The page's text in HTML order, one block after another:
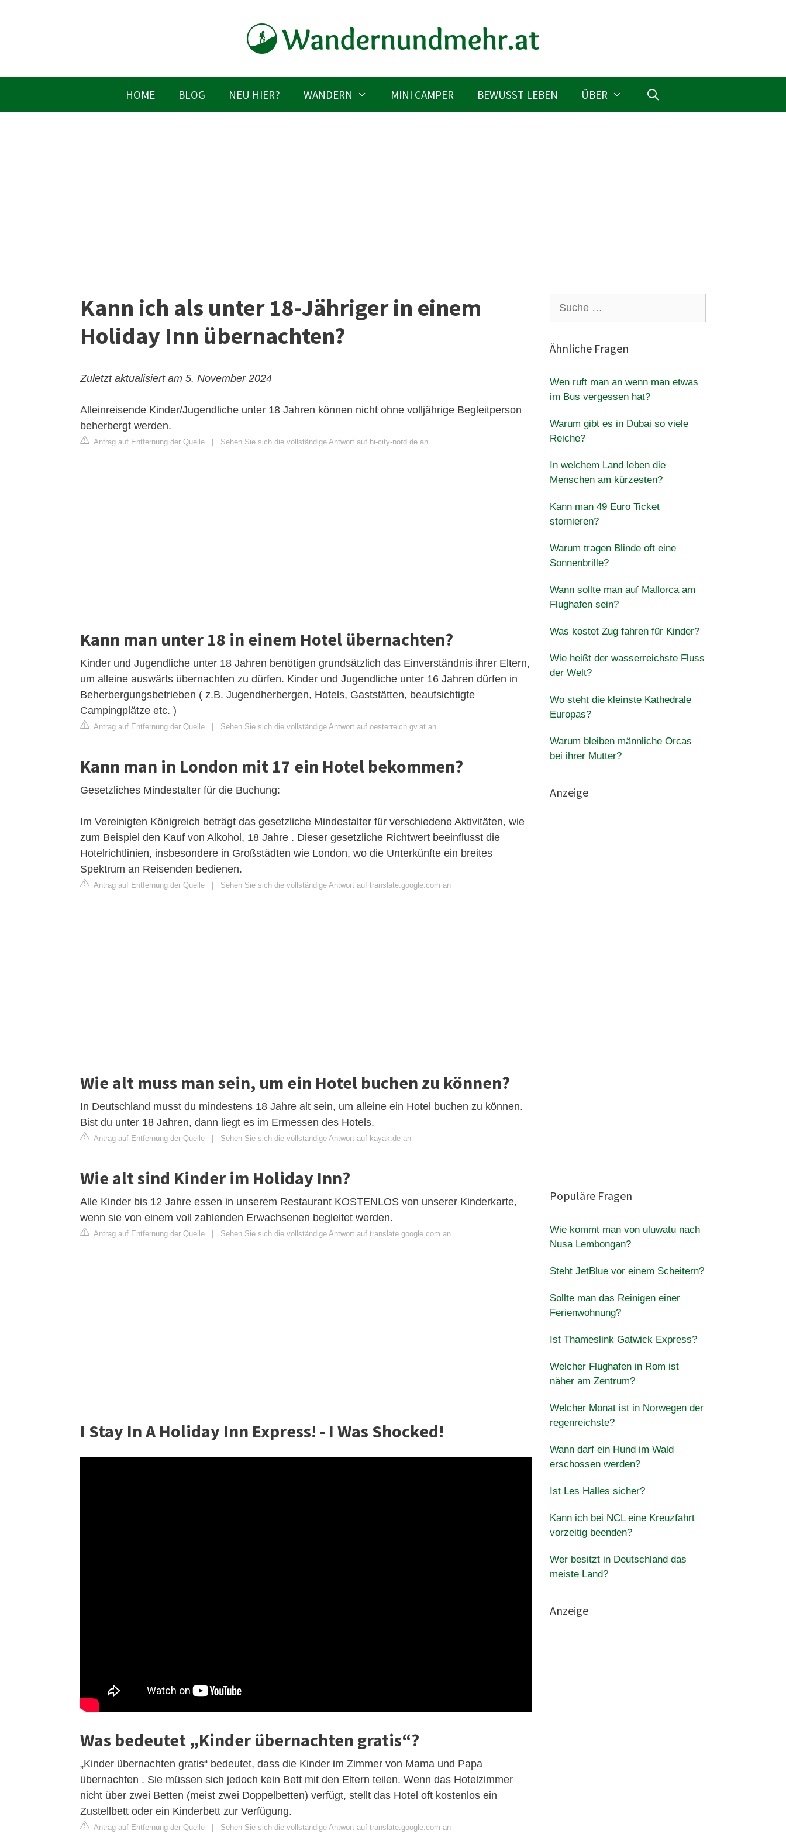
HOME BLOG NEU HIER? WANDERN MINI CAMPER BEWUSST LEBEN ÜBER
Kann ich als unter 18-Jähriger in einem
Holiday Inn übernachten?
Zuletzt aktualisiert am 5. November 2024
Alleinreisende Kinder/Jugendliche unter 18 Jahren können nicht ohne volljährige Begleitperson
beherbergt werden.
Antrag auf Entfernung der Quelle Sehen Sie sich die vollständige Antwort auf hi-city-nord.de an
Kann man unter 18 in einem Hotel übernachten?
Kinder und Jugendliche unter 18 Jahren benötigen grundsätzlich das Einverständnis ihrer Eltern,
um alleine auswärts übernachten zu dürfen. Kinder und Jugendliche unter 16 Jahren dürfen in
Beherbergungsbetrieben ( z.B. Jugendherbergen, Hotels, Gaststätten, beaufsichtigte
Campingplätze etc. )
Antrag auf Entfernung der Quelle Sehen Sie sich die vollständige Antwort auf oesterreich.gv.at an
Kann man in London mit 17 ein Hotel bekommen?
Gesetzliches Mindestalter für die Buchung:
Im Vereinigten Königreich beträgt das gesetzliche Mindestalter für verschiedene Aktivitäten, wie
zum Beispiel den Kauf von Alkohol, 18 Jahre . Dieser gesetzliche Richtwert beeinflusst die
Hotelrichtlinien, insbesondere in Großstädten wie London, wo die Unterkünfte ein breites
Spektrum an Reisenden bedienen.
Antrag auf Entfernung der Quelle Sehen Sie sich die vollständige Antwort auf translate.google.com an
Wie alt muss man sein, um ein Hotel buchen zu können?
In Deutschland musst du mindestens 18 Jahre alt sein, um alleine ein Hotel buchen zu können.
Bist du unter 18 Jahren, dann liegt es im Ermessen des Hotels.
Antrag auf Entfernung der Quelle Sehen Sie sich die vollständige Antwort auf kayak.de an
Wie alt sind Kinder im Holiday Inn?
Alle Kinder bis 12 Jahre essen in unserem Restaurant KOSTENLOS von unserer Kinderkarte,
wenn sie von einem voll zahlenden Erwachsenen begleitet werden.
Antrag auf Entfernung der Quelle Sehen Sie sich die vollständige Antwort auf translate.google.com an
I Stay In A Holiday Inn Express! - I Was Shocked!
Was bedeutet „Kinder übernachten gratis“?
„Kinder übernachten gratis“ bedeutet, dass die Kinder im Zimmer von Mama und Papa
übernachten . Sie müssen sich jedoch kein Bett mit den Eltern teilen. Wenn das Hotelzimmer
nicht über zwei Betten (meist zwei Doppelbetten) verfügt, stellt das Hotel oft kostenlos ein
Zustellbett oder ein Kinderbett zur Verfügung.
Antrag auf Entfernung der Quelle | Sehen Sie sich die vollständige Antwort auf translate.google.com an
nach:
Ähnliche Fragen
Wen ruft man an wenn man etwas
im Bus vergessen hat?
Warum gibt es in Dubai so viele
Reiche?
In welchem Land leben die
Menschen am kürzesten?
Kann man 49 Euro Ticket
stornieren?
Warum tragen Blinde oft eine
Sonnenbrille?
Wann sollte man auf Mallorca am
Flughafen sein?
Was kostet Zug fahren für Kinder?
Wie heißt der wasserreichste Fluss
der Welt?
Wo steht die kleinste Kathedrale
Europas?
Warum bleiben männliche Orcas
bei ihrer Mutter?
Anzeige
Populäre Fragen
Wie kommt man von uluwatu nach
Nusa Lembongan?
Steht JetBlue vor einem Scheitern?
Sollte man das Reinigen einer
Ferienwohnung?
Ist Thameslink Gatwick Express?
Welcher Flughafen in Rom ist
näher am Zentrum?
Welcher Monat ist in Norwegen der
regenreichste?
Wann darf ein Hund im Wald
erschossen werden?
Ist Les Halles sicher?
Kann ich bei NCL eine Kreuzfahrt
vorzeitig beenden?
Wer besitzt in Deutschland das
meiste Land?
Anzeige